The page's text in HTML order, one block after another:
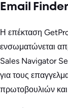
Email
Η επέκταση
ενσωματώνεται
Sales Navigator
για τους
πρωτοβουλιών